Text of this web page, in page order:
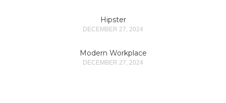
Hipster
DECEMBER 27, 2024
Modern Workplace
DECEMBER 27, 2024